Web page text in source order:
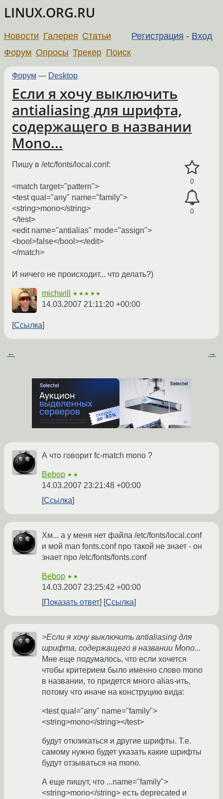
LINUX.ORG.RU
Регистрация - Вход
Новости Галерея Статьи
Форум Опросы Трекер Поиск
Форум — Desktop
Если я хочу выключить
antialiasing для шрифта,
содержащего в названии
Mono...
0
0
Пишу в /etc/fonts/local.conf:
<match target="pattern">
<test qual="any" name="family">
<string>mono</string>
</test>
<edit name="antialias" mode="assign">
<bool>false</bool></edit>
</match>
И ничего не происходит... что делать?)
michwill ★★★★★
14.03.2007 21:11:20 +00:00
Ссылка
← →
А что говорит fc-match mono ?
Bebop ★★
14.03.2007 23:21:48 +00:00
Ссылка
Хм... а у меня нет файла /etc/fonts/local.conf
и мой man fonts.conf про такой не знает - он
знает про /etc/fonts/fonts.conf
Bebop ★★
14.03.2007 23:25:42 +00:00
Показать ответ
Ссылка
>Если я хочу выключить antialiasing для
шрифта, содержащего в названии Mono...
Мне еще подумалось, что если хочется
чтобы критерием было именно слово mono
в названии, то придется много alias-ить,
потому что иначе на конструцию вида:
<test qual="any" name="family">
<string>mono</string></test>
будут откликаться и другие шрифты. Т.е.
самому нужно будет указать какие шрифты
будут отзываться на mono.
А еще пишут, что ...name="family">
<string>mono</string> есть deprecated и